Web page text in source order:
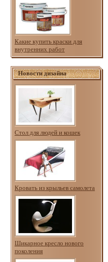
Какие купить краски для
внутренних работ
Новости дизайна
Стол для людей и кошек
Кровать из крыльев самолета
Шикарное кресло нового
поколения